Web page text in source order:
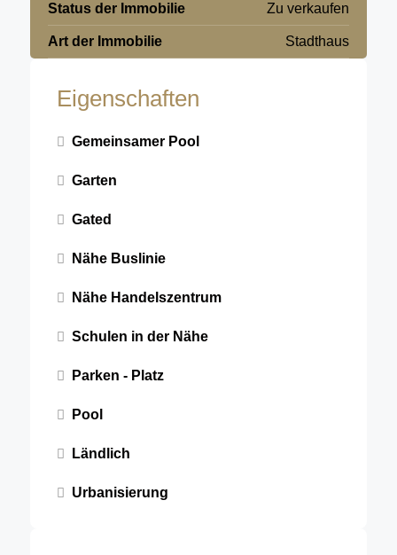
Status der Immobilie Zu verkaufen
Art der Immobilie Stadthaus
Eigenschaften
Gemeinsamer Pool
Garten
Gated
Nähe Buslinie
Nähe Handelszentrum
Schulen in der Nähe
Parken - Platz
Pool
Ländlich
Urbanisierung